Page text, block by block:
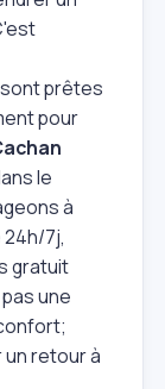
prêtes
pour
le
à
7j,
gratuit
une
retour à